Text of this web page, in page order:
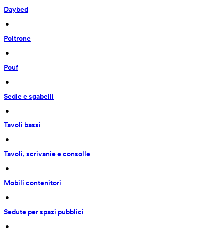
Daybed
•
Poltrone
•
Pouf
•
Sedie e sgabelli
•
Tavoli bassi
•
Tavoli, scrivanie e consolle
•
Mobili contenitori
•
Sedute per spazi pubblici
•